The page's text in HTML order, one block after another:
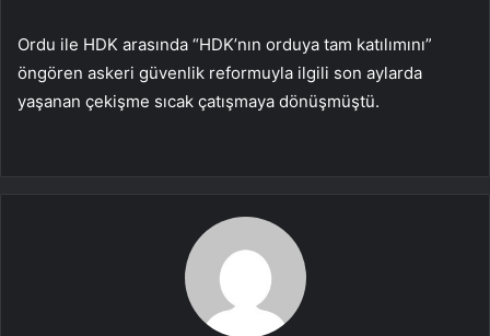
Ordu ile HDK arasında “HDK’nın orduya tam katılımını”
öngören askeri güvenlik reformuyla ilgili son aylarda
yaşanan çekişme sıcak çatışmaya dönüşmüştü.